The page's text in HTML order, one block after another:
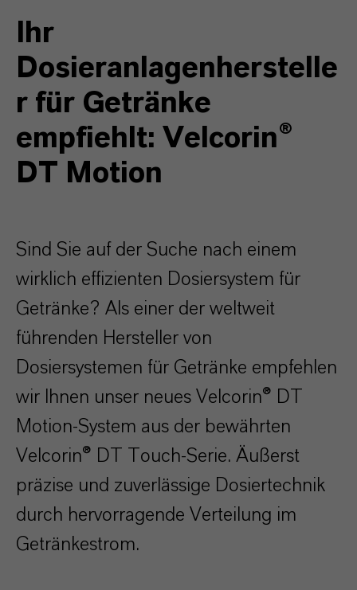
Ihr
Dosieranlagenherstelle
r für Getränke
empfiehlt: Velcorin®
DT Motion
Sind Sie auf der Suche nach einem
wirklich effizienten Dosiersystem für
Getränke? Als einer der weltweit
führenden Hersteller von
Dosiersystemen für Getränke empfehlen
wir Ihnen unser neues Velcorin® DT
Motion-System aus der bewährten
Velcorin® DT Touch-Serie. Äußerst
präzise und zuverlässige Dosiertechnik
durch hervorragende Verteilung im
Getränkestrom.